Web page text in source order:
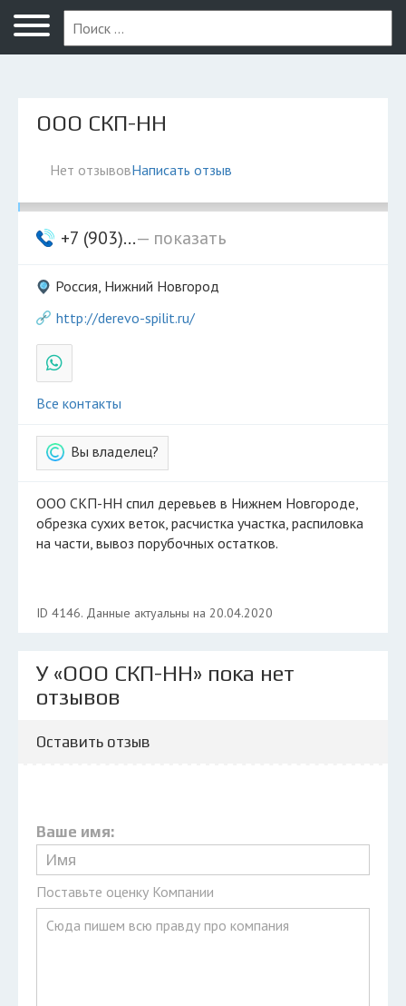
Нижний Новгород
ООО СКП-НН
Нет отзывовНаписать отзыв
+7 (903)...— показать
Россия, Нижний Новгород
http://derevo-spilit.ru/
Все контакты
Вы владелец?
ООО СКП-НН спил деревьев в Нижнем Новгороде,
обрезка сухих веток, расчистка участка, распиловка
на части, вывоз порубочных остатков.
ID 4146. Данные актуальны на 20.04.2020
У «ООО СКП-НН» пока нет
отзывов
Оставить отзыв
Ваше имя:
Поставьте оценку Компании